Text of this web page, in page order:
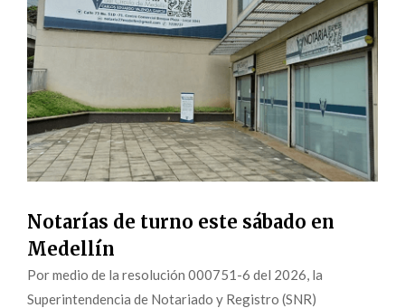
Notarías de turno este sábado en
Medellín
Por medio de la resolución 000751-6 del 2026, la
Superintendencia de Notariado y Registro (SNR)